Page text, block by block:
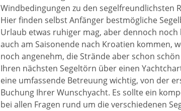
Windbedingungen zu den segelfreundlichsten
Hier finden selbst Anfänger bestmögliche
Urlaub etwas ruhiger mag, aber dennoch
auch am Saisonende nach Kroatien kommen,
noch angenehm, die Strände aber schon
Ihren nächsten Segeltörn über einen
eine umfassende Betreuung wichtig, von der
Buchung Ihrer Wunschyacht. Es sollte ein
bei allen Fragen rund um die verschiedenen